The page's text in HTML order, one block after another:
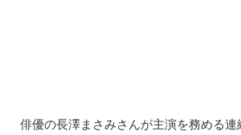
俳優の長澤まさみさんが主演を務める連